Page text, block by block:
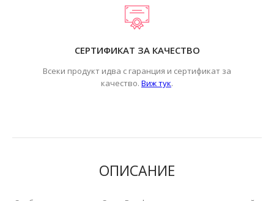
СЕРТИФИКАТ ЗА КАЧЕСТВО
Всеки продукт идва с гаранция и сертификат за
качество. Виж тук.
ОПИСАНИЕ